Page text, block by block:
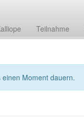
Teilnahme
Moment dauern.